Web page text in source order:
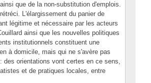
que de la non-substitution d'emplois.
L'élargissement du panier de
légitime et nécessaire par les acteurs
ainsi que les nouvelles politiques
institutionnels constituent une
à domicile, mais qui ne s'avère pas
des orientations vont certes en ce sens,
et de pratiques locales, entre